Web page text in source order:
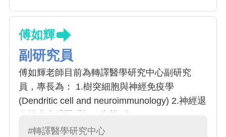
傅如輝
副研究員
傅如輝老師目前為轉譯醫學研究中心副研究
員，專長為： 1.樹突細胞與神經免疫學
(Dendritic cell and neuroimmunology) 2.神經退
for neurodegenerative diseases) 3.惡性腦瘤細
#轉譯醫學研究中心